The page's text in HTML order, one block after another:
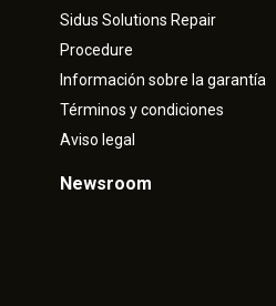
Sidus Solutions Repair
Procedure
Información sobre la garantía
Términos y condiciones
Aviso legal
Newsroom